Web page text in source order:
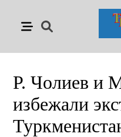
Р. Чолиев и
избежали